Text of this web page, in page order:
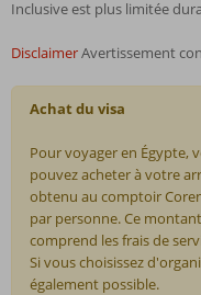
Inclusive est plus limitée
DisclaimerAvertissement
Achat du visa
Pour voyager en Égypte,
pouvez acheter à votre
obtenu au comptoir
par personne. Ce
comprend les frais de
Si vous choisissez
également possible.